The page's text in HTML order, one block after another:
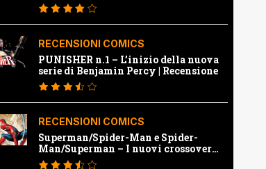
RECENSIONI COMICS
PUNISHER n.1 – L’inizio della nuova
serie di Benjamin Percy | Recensione
RECENSIONI COMICS
Superman/Spider-Man e Spider-
Man/Superman – I nuovi crossover
Marvel e Dc | Recensione